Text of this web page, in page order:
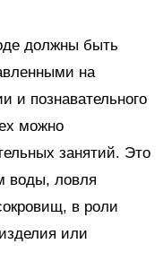
должны быть
на
и познавательного
можно
занятий. Это
воды, ловля
в роли
или